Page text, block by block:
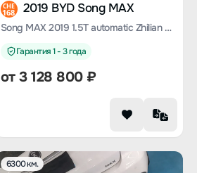
CHE
168 2019 BYD Song MAX
Song MAX 2019 1.5T automatic Zhilian Ruiyi sunroof type 6-seater Country VI
Гарантия 1 - 3 года
от3 128 800₽
6300 км.